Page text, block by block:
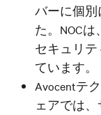
バーに個別
た。NOC
セキュリ
ています。
Avocentテ
ェアでは